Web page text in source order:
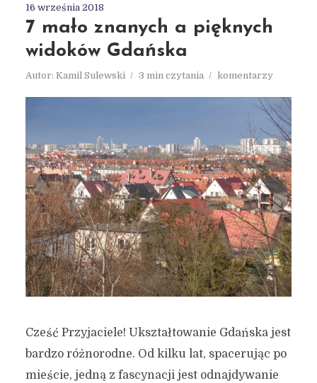
16 września 2018
7 mało znanych a pięknych
widoków Gdańska
Autor: Kamil Sulewski 3 min czytania komentarzy
Cześć Przyjaciele! Ukształtowanie Gdańska jest
bardzo różnorodne. Od kilku lat, spacerując po
mieście, jedną z fascynacji jest odnajdywanie